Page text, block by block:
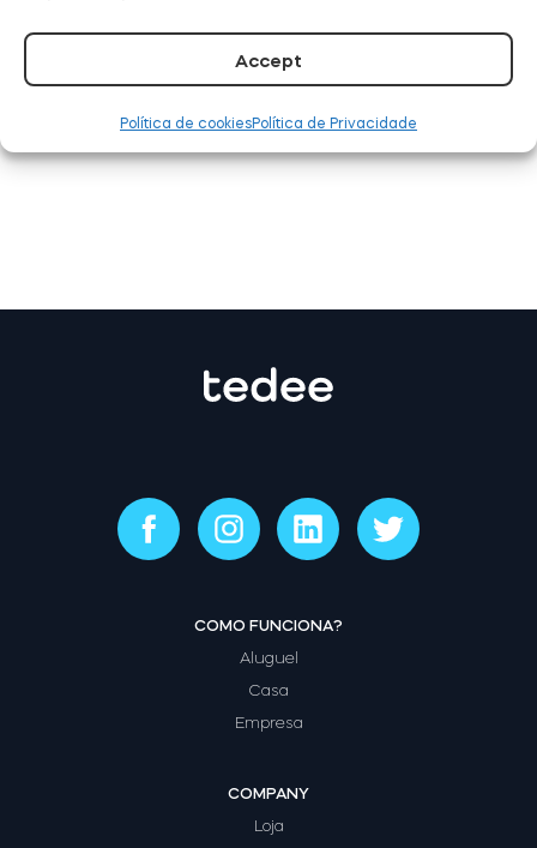
Accept
Política de cookiesPolítica de Privacidade
Tedee já funciona com o
Samsung SmartThings
LEIA MAIS
COMO FUNCIONA?
Aluguel
Casa
Empresa
COMPANY
Loja